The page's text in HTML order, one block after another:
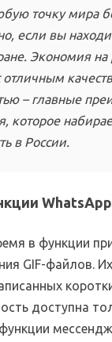
точку мира
если вы
Экономия
отличным
– главные
которое
в России.
WhatsApp
в функции
GIF-файлов.
доступна